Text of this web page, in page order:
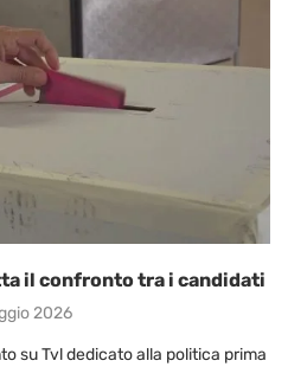
il confronto tra i candidati
2026
su Tvl dedicato alla politica prima